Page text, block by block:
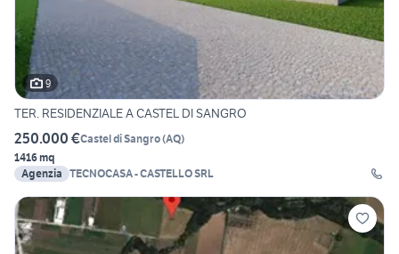
9
TER. RESIDENZIALE A CASTEL DI SANGRO
250.000 €Castel di Sangro(AQ)
1416 mq
Agenzia TECNOCASA - CASTELLO SRL